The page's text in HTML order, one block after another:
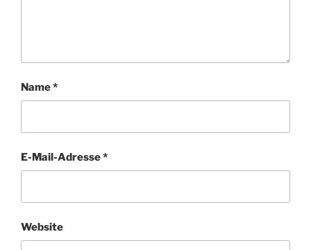
Name*
E-Mail-Adresse*
Website